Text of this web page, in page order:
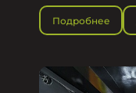
Подробнее